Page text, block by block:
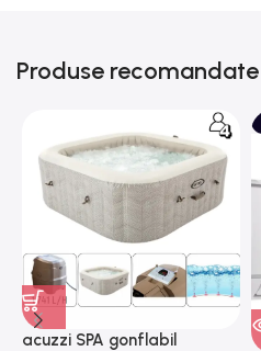
Produse recomandate
acuzzi SPA gonflabil